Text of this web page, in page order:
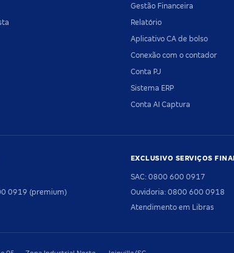
Gestão Financeira
Relatório
Aplicativo CA de bolso
Conexão com o contador
Conta PJ
Sistema ERP
Conta AI Captura
0919 (premium)
EXCLUSIVO SERVIÇOS
SAC: 0800 600 0917
Ouvidoria: 0800 600 0918
Atendimento em Libras